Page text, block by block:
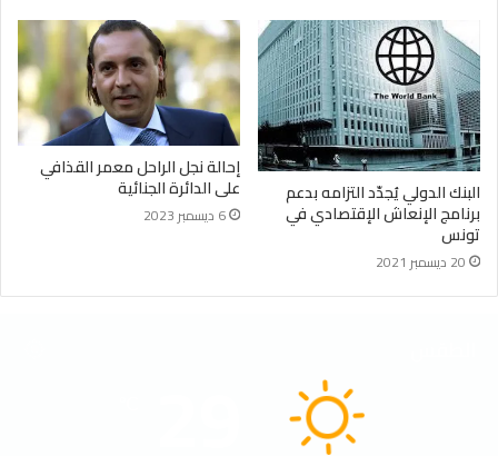
البنك الدولي يُجدّد التزامه بدعم
برنامج الإنعاش الإقتصادي في
تونس
20 ديسمبر 2021
إحالة نجل الراحل معمر القذافي
على الدائرة الجنائية
6 ديسمبر 2023